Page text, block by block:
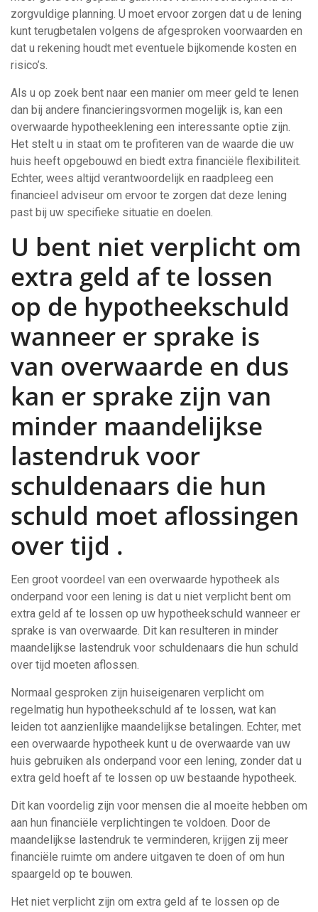
zorgvuldige planning. U moet ervoor zorgen dat u de lening
kunt terugbetalen volgens de afgesproken voorwaarden en
dat u rekening houdt met eventuele bijkomende kosten en
risico’s.
Als u op zoek bent naar een manier om meer geld te lenen
dan bij andere financieringsvormen mogelijk is, kan een
overwaarde hypotheeklening een interessante optie zijn.
Het stelt u in staat om te profiteren van de waarde die uw
huis heeft opgebouwd en biedt extra financiële flexibiliteit.
Echter, wees altijd verantwoordelijk en raadpleeg een
financieel adviseur om ervoor te zorgen dat deze lening
past bij uw specifieke situatie en doelen.
U bent niet verplicht om
extra geld af te lossen
op de hypotheekschuld
wanneer er sprake is
van overwaarde en dus
kan er sprake zijn van
minder maandelijkse
lastendruk voor
schuldenaars die hun
schuld moet aflossingen
over tijd .
Een groot voordeel van een overwaarde hypotheek als
onderpand voor een lening is dat u niet verplicht bent om
extra geld af te lossen op uw hypotheekschuld wanneer er
sprake is van overwaarde. Dit kan resulteren in minder
maandelijkse lastendruk voor schuldenaars die hun schuld
over tijd moeten aflossen.
Normaal gesproken zijn huiseigenaren verplicht om
regelmatig hun hypotheekschuld af te lossen, wat kan
leiden tot aanzienlijke maandelijkse betalingen. Echter, met
een overwaarde hypotheek kunt u de overwaarde van uw
huis gebruiken als onderpand voor een lening, zonder dat u
extra geld hoeft af te lossen op uw bestaande hypotheek.
Dit kan voordelig zijn voor mensen die al moeite hebben om
aan hun financiële verplichtingen te voldoen. Door de
maandelijkse lastendruk te verminderen, krijgen zij meer
financiële ruimte om andere uitgaven te doen of om hun
spaargeld op te bouwen.
Het niet verplicht zijn om extra geld af te lossen op de